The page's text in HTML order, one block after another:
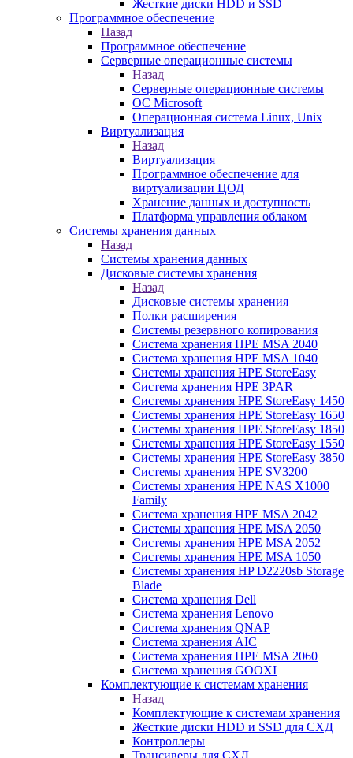
Жесткие диски HDD и SSD
Программное обеспечение
Назад
Программное обеспечение
Серверные операционные системы
Назад
Серверные операционные системы
ОС Microsoft
Операционная система Linux, Unix
Виртуализация
Назад
Виртуализация
Программное обеспечение для
виртуализации ЦОД
Хранение данных и доступность
Платформа управления облаком
Системы хранения данных
Назад
Системы хранения данных
Дисковые системы хранения
Назад
Дисковые системы хранения
Полки расширения
Системы резервного копирования
Система хранения HPE MSA 2040
Система хранения HPE MSA 1040
Системы хранения HPE StoreEasy
Система хранения HPE 3PAR
Системы хранения HPE StoreEasy 1450
Системы хранения HPE StoreEasy 1650
Системы хранения HPE StoreEasy 1850
Системы хранения HPE StoreEasy 1550
Системы хранения HPE StoreEasy 3850
Системы хранения HPE SV3200
Системы хранения HPE NAS X1000
Family
Система хранения HPE MSA 2042
Системы хранения HPE MSA 2050
Системы хранения HPE MSA 2052
Системы хранения HPE MSA 1050
Системы хранения HP D2220sb Storage
Blade
Система хранения Dell
Система хранения Lenovo
Система хранения QNAP
Система хранения AIC
Система хранения HPE MSA 2060
Система хранения GOOXI
Комплектующие к системам хранения
Назад
Комплектующие к системам хранения
Жесткие диски HDD и SSD для СХД
Контроллеры
Трансиверы для СХД